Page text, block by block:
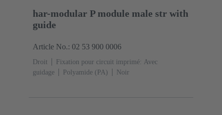
har-modular P module male str with
guide
Article No.: 02 53 900 0006
Droit
Fixation pour circuit imprimé: Avec
guidage
Polyamide (PA) Noir